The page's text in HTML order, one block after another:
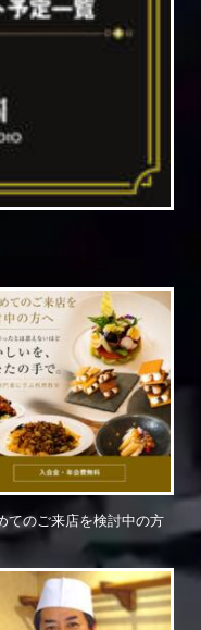
てのご来店を検討中の方